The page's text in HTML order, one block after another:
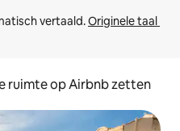
vertaald. Originele taal
ruimte op Airbnb zetten